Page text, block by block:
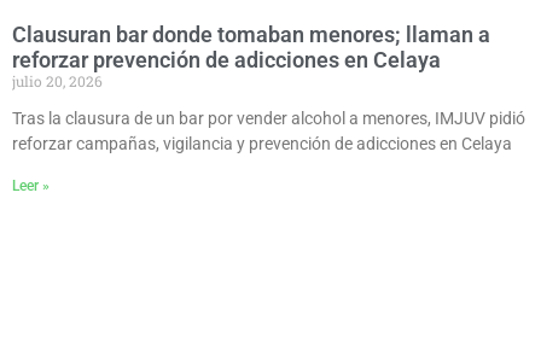
Clausuran bar donde tomaban menores; llaman a
reforzar prevención de adicciones en Celaya
julio 20, 2026
Tras la clausura de un bar por vender alcohol a menores, IMJUV pidió
reforzar campañas, vigilancia y prevención de adicciones en Celaya
Leer »